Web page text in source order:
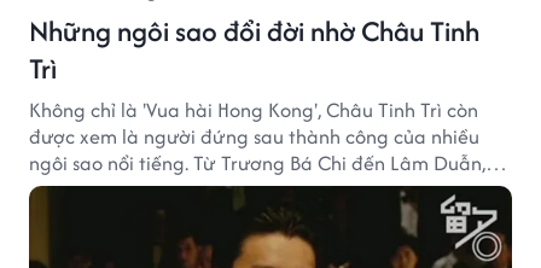
Những ngôi sao đổi đời nhờ Châu Tinh
Trì
Không chỉ là 'Vua hài Hong Kong', Châu Tinh Trì còn
được xem là người đứng sau thành công của nhiều
ngôi sao nổi tiếng. Từ Trương Bá Chi đến Lâm Duẫn,
không ít diễn viên đã bước sang trang mới trong sự
nghiệp nhờ cơ hội từ Châu Tinh Trì.